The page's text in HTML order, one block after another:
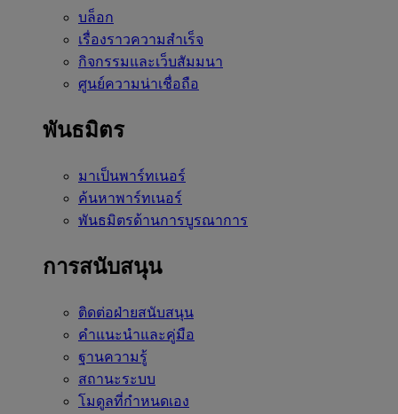
บล็อก
เรื่องราวความสำเร็จ
กิจกรรมและเว็บสัมมนา
ศูนย์ความน่าเชื่อถือ
พันธมิตร
มาเป็นพาร์ทเนอร์
ค้นหาพาร์ทเนอร์
พันธมิตรด้านการบูรณาการ
การสนับสนุน
ติดต่อฝ่ายสนับสนุน
คำแนะนำและคู่มือ
ฐานความรู้
สถานะระบบ
โมดูลที่กำหนดเอง